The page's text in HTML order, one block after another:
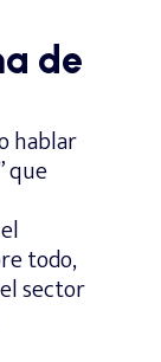
de
hablar
que
todo,
sector